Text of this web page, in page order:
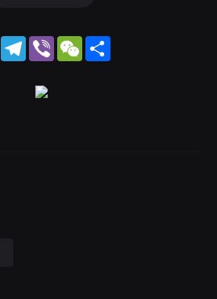
WhatsApp
Telegram
Viber WeChat